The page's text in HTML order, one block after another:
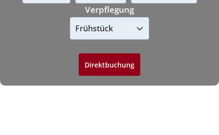
Verpflegung